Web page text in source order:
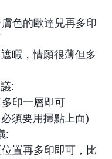
色的歐達兒再多印
暇，情願很薄但多
:
印一層即可
須要用掃點上面)
:
置再多印即可，比